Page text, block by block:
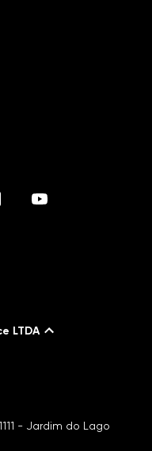
LTDA
- Jardim do Lago